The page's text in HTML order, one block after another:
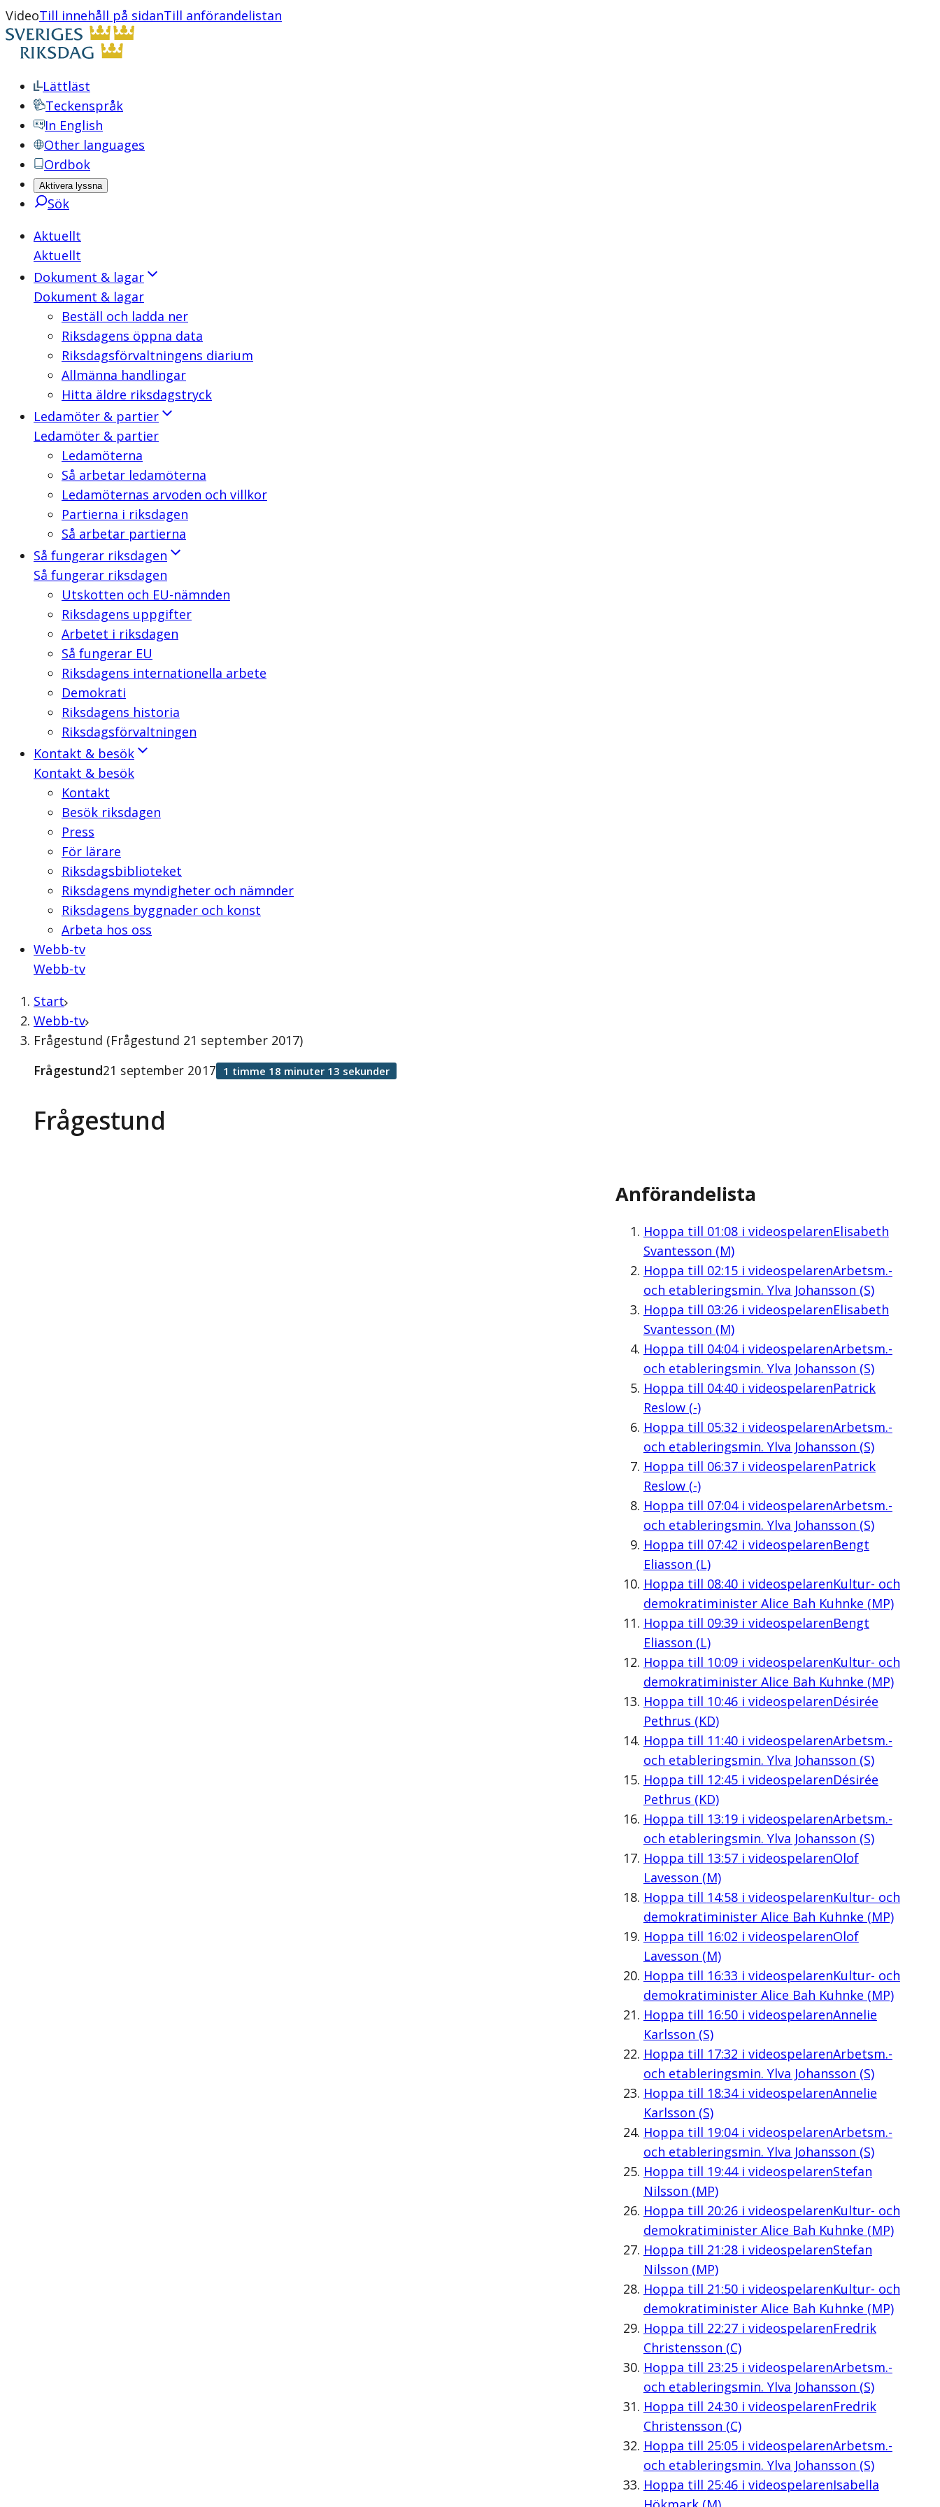
VideoTill innehåll på sidanTill anförandelistan
Lättläst
Teckenspråk
In English
Other languages
Ordbok
Aktivera lyssna
Sök
Aktuellt
Aktuellt
Dokument & lagar
Dokument & lagar
Beställ och ladda ner
Riksdagens öppna data
Riksdagsförvaltningens diarium
Allmänna handlingar
Hitta äldre riksdagstryck
Ledamöter & partier
Ledamöter & partier
Ledamöterna
Så arbetar ledamöterna
Ledamöternas arvoden och villkor
Partierna i riksdagen
Så arbetar partierna
Så fungerar riksdagen
Så fungerar riksdagen
Utskotten och EU-nämnden
Riksdagens uppgifter
Arbetet i riksdagen
Så fungerar EU
Riksdagens internationella arbete
Demokrati
Riksdagens historia
Riksdagsförvaltningen
Kontakt & besök
Kontakt & besök
Kontakt
Besök riksdagen
Press
För lärare
Riksdagsbiblioteket
Riksdagens myndigheter och nämnder
Riksdagens byggnader och konst
Arbeta hos oss
Webb-tv
Webb-tv
Start
Webb-tv
Frågestund (Frågestund 21 september 2017)
Frågestund
Frågestund21 september 2017 1 timme 18 minuter 13 sekunder
Anförandelista
Hoppa till 01:08i videospelarenElisabeth
Svantesson (M)
Hoppa till 02:15i videospelarenArbetsm.-
och etableringsmin. Ylva Johansson (S)
Hoppa till 03:26i videospelarenElisabeth
Svantesson (M)
Hoppa till 04:04i videospelarenArbetsm.-
och etableringsmin. Ylva Johansson (S)
Hoppa till 04:40i videospelarenPatrick
Reslow (-)
Hoppa till 05:32 i videospelarenArbetsm.-
och etableringsmin. Ylva Johansson (S)
Hoppa till 06:37i videospelarenPatrick
Reslow (-)
Hoppa till 07:04i videospelarenArbetsm.-
och etableringsmin. Ylva Johansson (S)
Hoppa till 07:42 i videospelarenBengt
Eliasson (L)
Hoppa till 08:40i videospelarenKultur- och
demokratiminister Alice Bah Kuhnke (MP)
Hoppa till 09:39i videospelarenBengt
Eliasson (L)
Hoppa till 10:09i videospelarenKultur- och
demokratiminister Alice Bah Kuhnke (MP)
Hoppa till 10:46i videospelarenDésirée
Pethrus (KD)
Hoppa till 11:40i videospelarenArbetsm.-
och etableringsmin. Ylva Johansson (S)
Hoppa till 12:45i videospelarenDésirée
Pethrus (KD)
Hoppa till 13:19i videospelarenArbetsm.-
och etableringsmin. Ylva Johansson (S)
Hoppa till 13:57i videospelarenOlof
Lavesson (M)
Hoppa till 14:58i videospelarenKultur- och
demokratiminister Alice Bah Kuhnke (MP)
Hoppa till 16:02 i videospelarenOlof
Lavesson (M)
Hoppa till 16:33 i videospelarenKultur- och
demokratiminister Alice Bah Kuhnke (MP)
Hoppa till 16:50i videospelarenAnnelie
Karlsson (S)
Hoppa till 17:32 i videospelarenArbetsm.-
och etableringsmin. Ylva Johansson (S)
Hoppa till 18:34i videospelarenAnnelie
Karlsson (S)
Hoppa till 19:04i videospelarenArbetsm.-
och etableringsmin. Ylva Johansson (S)
Hoppa till 19:44i videospelarenStefan
Nilsson (MP)
Hoppa till 20:26i videospelarenKultur- och
demokratiminister Alice Bah Kuhnke (MP)
Hoppa till 21:28i videospelarenStefan
Nilsson (MP)
Hoppa till 21:50i videospelarenKultur- och
demokratiminister Alice Bah Kuhnke (MP)
Hoppa till 22:27i videospelarenFredrik
Christensson (C)
Hoppa till 23:25i videospelarenArbetsm.-
och etableringsmin. Ylva Johansson (S)
Hoppa till 24:30i videospelarenFredrik
Christensson (C)
Hoppa till 25:05i videospelarenArbetsm.-
och etableringsmin. Ylva Johansson (S)
Hoppa till 25:46i videospelarenIsabella